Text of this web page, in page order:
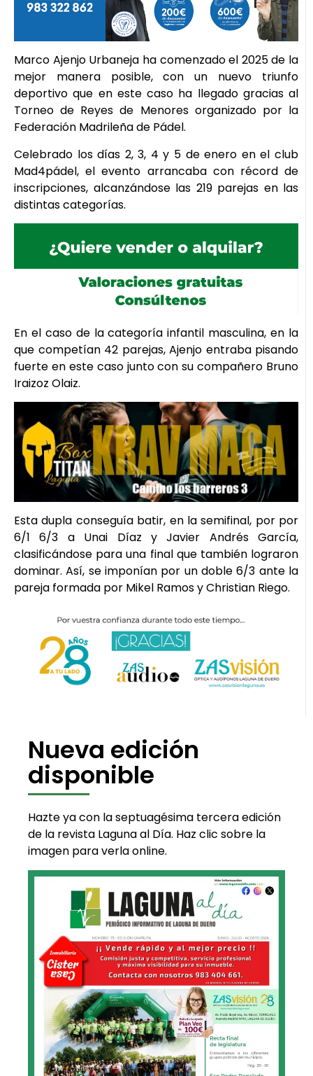
Marco Ajenjo Urbaneja ha comenzado el 2025 de la
mejor manera posible, con un nuevo triunfo
deportivo que en este caso ha llegado gracias al
Torneo de Reyes de Menores organizado por la
Federación Madrileña de Pádel.
Celebrado los días 2, 3, 4 y 5 de enero en el club
Mad4pádel, el evento arrancaba con récord de
inscripciones, alcanzándose las 219 parejas en las
distintas categorías.
En el caso de la categoría infantil masculina, en la
que competían 42 parejas, Ajenjo entraba pisando
fuerte en este caso junto con su compañero Bruno
Iraizoz Olaiz.
Esta dupla conseguía batir, en la semifinal, por por
6/1 6/3 a Unai Díaz y Javier Andrés García,
clasificándose para una final que también lograron
dominar. Así, se imponían por un doble 6/3 ante la
pareja formada por Mikel Ramos y Christian Riego.
Nueva edición
disponible
Hazte ya con la septuagésima tercera edición
de la revista Laguna al Día. Haz clic sobre la
imagen para verla online.